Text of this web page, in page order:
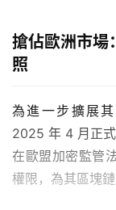
搶佔歐洲市場
照
為進一步擴展
2025 年 4 月正
在歐盟加密監管
權限，為其區塊鏈